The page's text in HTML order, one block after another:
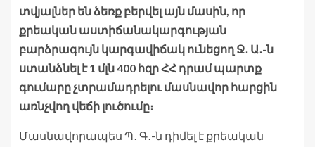
տվյալներ են ձեռք բերվել այն մասին, որ
քրեական աստիճանակարգության
բարձրագույն կարգավիճակ ունեցող Ջ․ Ա․-ն
ստանձնել է 1 մլն 400 հզր ՀՀ դրամ պարտք
գումարը չտրամադրելու մասնավոր հարցին
առնչվող վեճի լուծումը։
Մասնավորապես Պ․ Գ․-ն դիմել է քրեական